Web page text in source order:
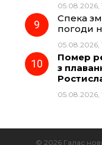
05.08.2026,
Спека
погоди
05.08.2026,
Помер
з
05.08.2026,
© 2026 Галас